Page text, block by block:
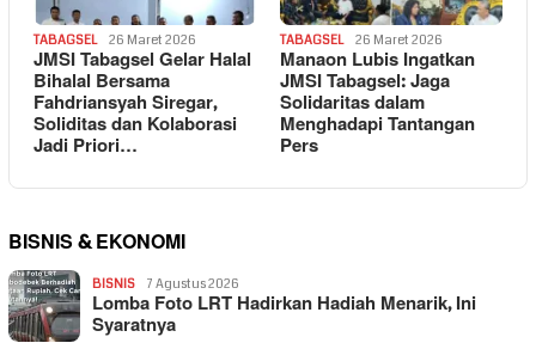
TABAGSEL 26 Maret 2026
JMSI Tabagsel Gelar Halal
Bihalal Bersama
Fahdriansyah Siregar,
Soliditas dan Kolaborasi
Jadi Priori…
TABAGSEL 26 Maret 2026
Manaon Lubis Ingatkan
JMSI Tabagsel: Jaga
Solidaritas dalam
Menghadapi Tantangan
Pers
BISNIS & EKONOMI
BISNIS 7 Agustus 2026
Lomba Foto LRT Hadirkan Hadiah Menarik, Ini
Syaratnya